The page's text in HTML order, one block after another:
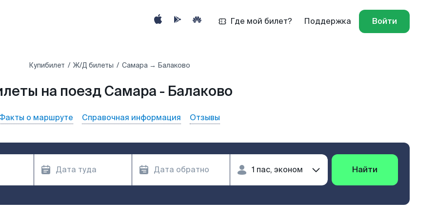
Где мой билет? Поддержка Войти
Купибилет Ж/Д билеты Самара → Балаково
на поезд Самара - Балаково
о маршруте Справочная информация Отзывы
Найти